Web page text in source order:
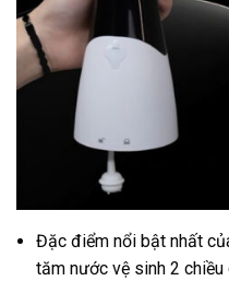
Đặc điểm nổi bật nhất
tăm nước vệ sinh 2